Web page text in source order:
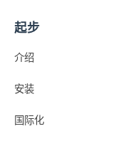
起步
介绍
安装
国际化